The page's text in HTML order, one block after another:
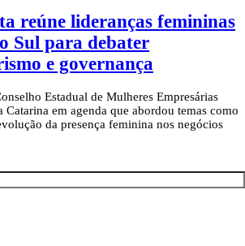
reúne lideranças femininas
Sul para debater
e governança
Estadual de Mulheres Empresárias
Catarina em agenda que abordou temas como
da presença feminina nos negócios